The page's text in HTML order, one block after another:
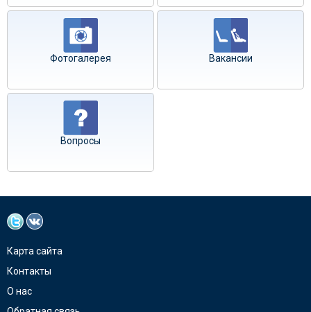
Фотогалерея Вакансии
Вопросы
Карта сайта
Контакты
О нас